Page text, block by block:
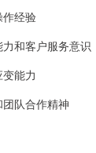
作经验
和客户服务意识
能力
队合作精神